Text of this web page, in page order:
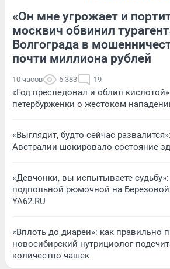
«Он мне угрожает и
москвич обвинил
Волгограда в
почти миллиона рублей
10 часов 6 383 19
«Год преследовал и облил
петербурженки о жестоком
«Выглядит, будто сейчас
Австралии шокировало состояние
«Девчонки, вы испытываете судьбу»:
подпольной рюмочной на
YA62.RU
«Вплоть до диареи»: как правильно
новосибирский нутрициолог
количество чашек